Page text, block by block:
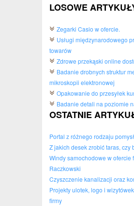
LOSOWE
Zegarki Casio w ofercie.
Usługi międzynarodowego
towarów
Zdrowe przekąski online
Badanie drobnych struktur
mikroskopii elektronowej
Opakowanie do przesyłek
Badanie detali na poziomie
OSTATNIE
Portal z różnego rodzaju
Z jakich desek zrobić taras, czy
Windy samochodowe w ofercie
Raczkowski
Czyszczenie kanalizacji oraz
Projekty ulotek, logo i
firmy